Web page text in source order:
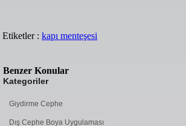
Etiketler : kapı menteşesi
Benzer Konular
Kategoriler
Giydirme Cephe
Dış Cephe Boya Uygulaması